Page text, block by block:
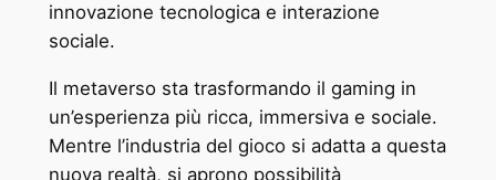
innovazione tecnologica e interazione
sociale.
Il metaverso sta trasformando il gaming in
un’esperienza più ricca, immersiva e sociale.
Mentre l’industria del gioco si adatta a questa
nuova realtà, si aprono possibilità